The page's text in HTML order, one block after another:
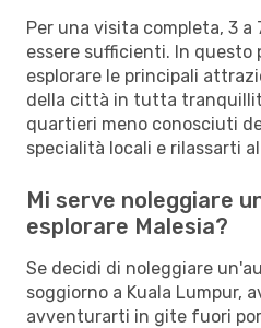
Per una visita completa, 3 a
essere sufficienti. In questo
esplorare le principali
della città in tutta
quartieri meno conosciuti
specialità locali e rilassarti
Mi serve noleggiare
esplorare Malesia?
Se decidi di noleggiare
soggiorno a Kuala Lumpur,
avventurarti in gite fuori